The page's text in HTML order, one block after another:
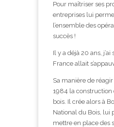
Pour maîtriser ses
entreprises lui
l’ensemble des
succès !
Il y a déjà 20 ans, j’ai
France allait
Sa manière de
1984 la construction
bois. Il crée alors à
National du Bois, lui
mettre en place des